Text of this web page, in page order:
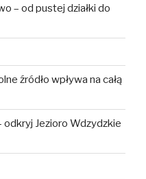
– od pustej działki do
źródło wpływa na całą
odkryj Jezioro Wdzydzkie